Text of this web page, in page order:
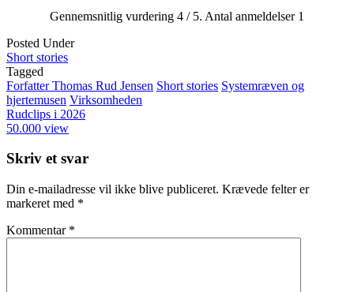
Gennemsnitlig vurdering 4 / 5. Antal anmeldelser 1
Posted Under
Short stories
Tagged
Forfatter Thomas Rud Jensen Short stories Systemræven og
hjertemusen Virksomheden
Post
navigation
Rudclips i 2026
50.000 view
Skriv et svar
Din e-mailadresse vil ikke blive publiceret. Krævede felter er
markeret med *
Kommentar *